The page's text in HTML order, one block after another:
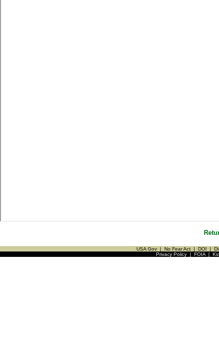
USA Gov | No Fear Act | DOI |
Privacy Policy| FOIA|